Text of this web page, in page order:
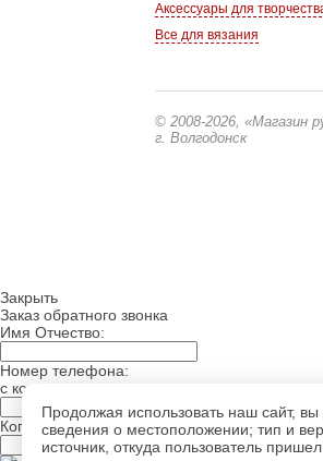
Аксессуары для
Все для вязания
© 2008-2026, «Магазин
г. Волгодонск
Продолжая использовать наш сайт, вы
сведения о местоположении; тип и
источник, откуда пользователь
Закрыть
Заказ обратного звонка
Имя Отчество:
Номер телефона:
с кодом города
Когда позвонить?